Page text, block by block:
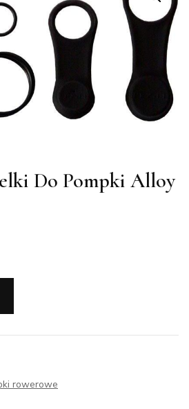
Do Pompki Alloy
rowerowe